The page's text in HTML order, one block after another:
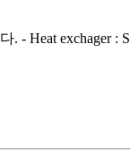
exchager :